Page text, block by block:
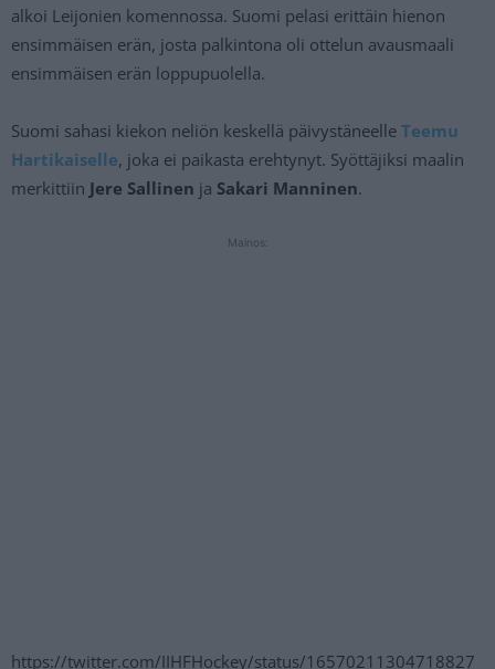
alkoi Leijonien komennossa. Suomi pelasi erittäin hienon
ensimmäisen erän, josta palkintona oli ottelun avausmaali
ensimmäisen erän loppupuolella.
Suomi sahasi kiekon neliön keskellä päivystäneelle Teemu
Hartikaiselle, joka ei paikasta erehtynyt. Syöttäjiksi maalin
merkittiin Jere Sallinen ja Sakari Manninen.
Mainos:
https://twitter.com/IIHFHockey/status/16570211304718827